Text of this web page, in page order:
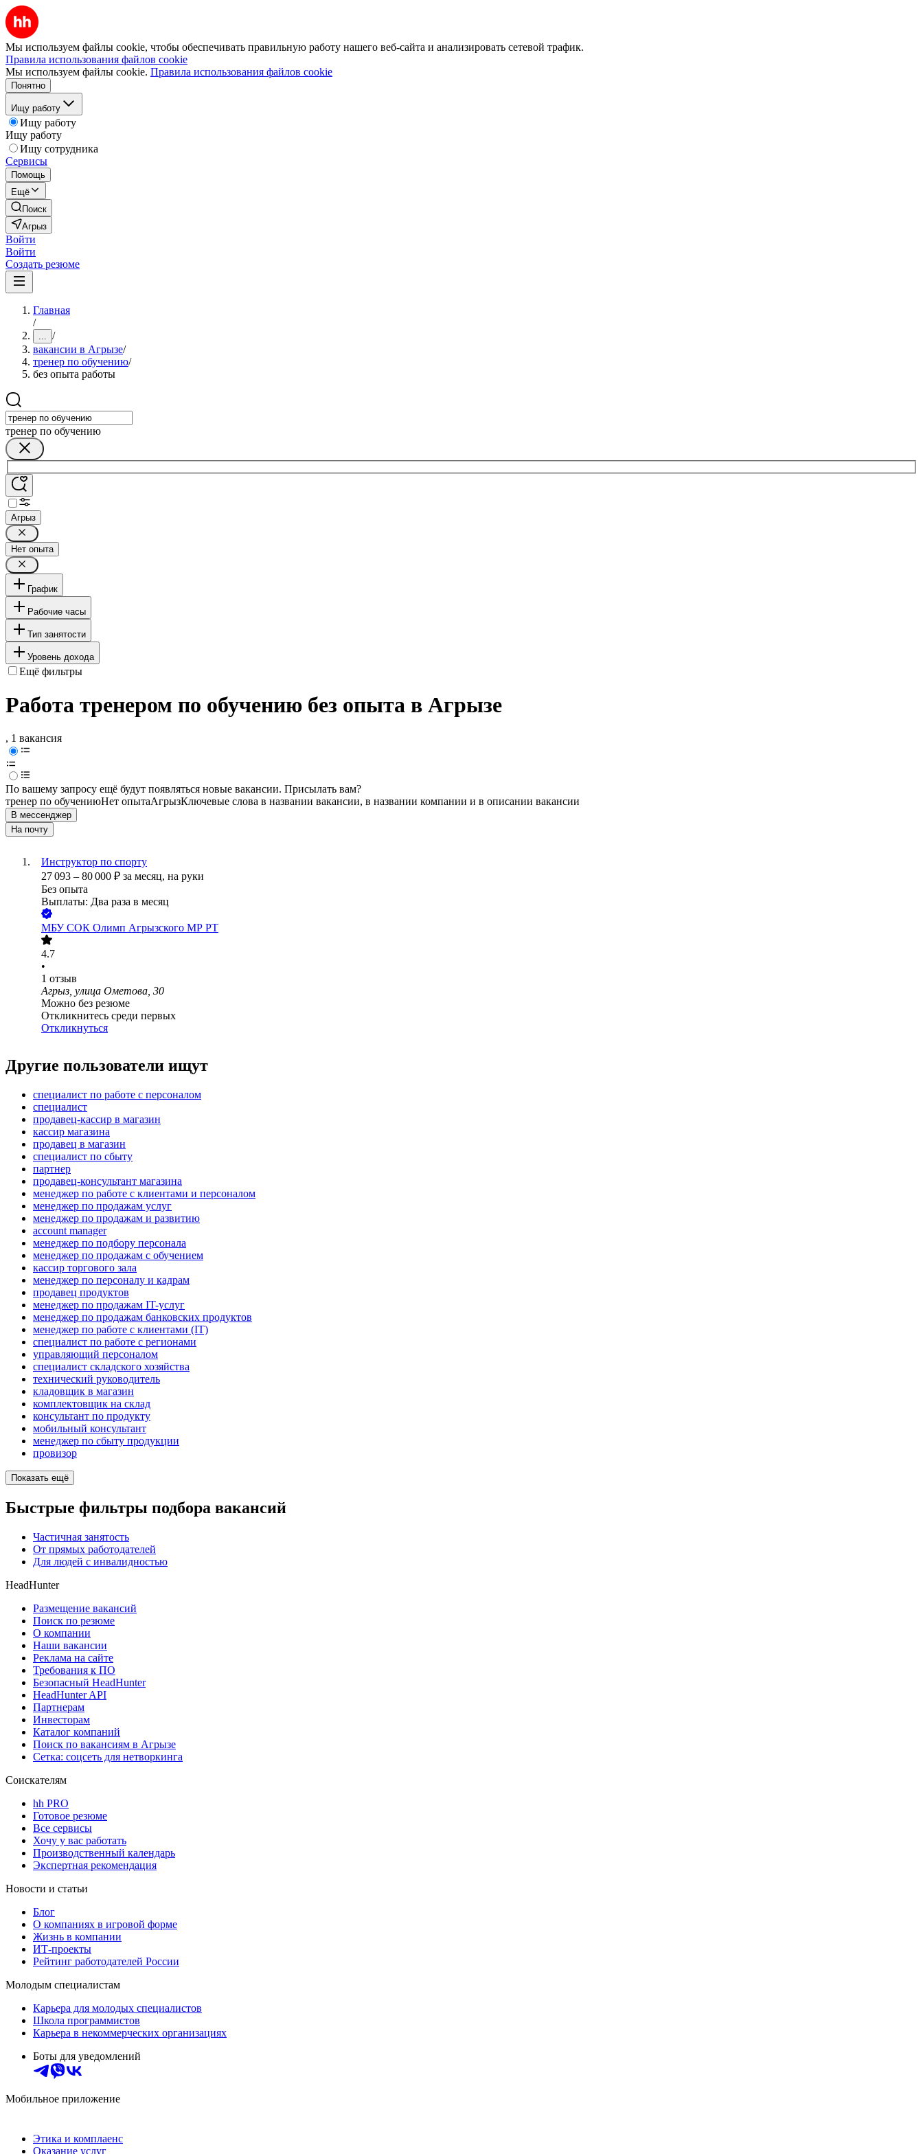
Мы используем файлы cookie, чтобы обеспечивать правильную работу нашего веб-сайта и анализировать сетевой трафик.
Правила использования файлов cookie
Мы используем файлы cookie. Правила использования файлов cookie
Понятно
Ищу работу
Ищу работу
Ищу работу
Ищу сотрудника
Сервисы
Помощь
Ещё
Поиск
Агрыз
Войти
Войти
Создать резюме
Главная
/
... /
вакансии в Агрызе/
тренер по обучению/
без опыта работы
тренер по обучению
Агрыз
Нет опыта
График
Рабочие часы
Тип занятости
Уровень дохода
Ещё фильтры
Работа тренером по обучению без опыта в Агрызе
, 1 вакансия
По вашему запросу ещё будут появляться новые вакансии. Присылать вам?
тренер по обучениюНет опытаАгрызКлючевые слова в названии вакансии, в названии компании и в описании вакансии
В мессенджер
На почту
Инструктор по спорту
27 093 – 80 000 ₽ за месяц, на руки
Без опыта
Выплаты: Два раза в месяц
МБУ СОК Олимп Агрызского МР РТ
4.7
•
1 отзыв
Агрыз, улица Ометова, 30
Можно без резюме
Откликнитесь среди первых
Откликнуться
Другие пользователи ищут
специалист по работе с персоналом
специалист
продавец-кассир в магазин
кассир магазина
продавец в магазин
специалист по сбыту
партнер
продавец-консультант магазина
менеджер по работе с клиентами и персоналом
менеджер по продажам услуг
менеджер по продажам и развитию
account manager
менеджер по подбору персонала
менеджер по продажам с обучением
кассир торгового зала
менеджер по персоналу и кадрам
продавец продуктов
менеджер по продажам IT-услуг
менеджер по продажам банковских продуктов
менеджер по работе с клиентами (IT)
специалист по работе с регионами
управляющий персоналом
специалист складского хозяйства
технический руководитель
кладовщик в магазин
комплектовщик на склад
консультант по продукту
мобильный консультант
менеджер по сбыту продукции
провизор
Показать ещё
Быстрые фильтры подбора вакансий
Частичная занятость
От прямых работодателей
Для людей с инвалидностью
HeadHunter
Размещение вакансий
Поиск по резюме
О компании
Наши вакансии
Реклама на сайте
Требования к ПО
Безопасный HeadHunter
HeadHunter API
Партнерам
Инвесторам
Каталог компаний
Поиск по вакансиям в Агрызе
Сетка: соцсеть для нетворкинга
Соискателям
hh PRO
Готовое резюме
Все сервисы
Хочу у вас работать
Производственный календарь
Экспертная рекомендация
Новости и статьи
Блог
О компаниях в игровой форме
Жизнь в компании
ИТ-проекты
Рейтинг работодателей России
Молодым специалистам
Карьера для молодых специалистов
Школа программистов
Карьера в некоммерческих организациях
Боты для уведомлений
Мобильное приложение
Этика и комплаенс
Оказание услуг